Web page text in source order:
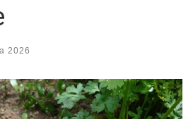
2026